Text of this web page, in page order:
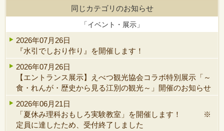
同じカテゴリのお知らせ
「イベント・展示」
2026年07月26日
『水引でしおり作り』を開催します！
2026年07月26日
【エントランス展示】えべつ観光協会コラボ特別展示「～
食・れんが・歴史から見る江別の観光～」開催のお知らせ
2026年06月21日
「夏休み理科おもしろ実験教室」を開催します！ ※
定員に達したため、受付終了しました